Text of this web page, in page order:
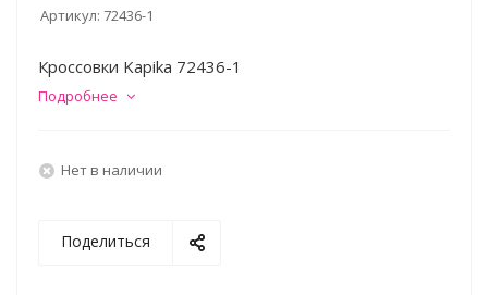
Артикул: 72436-1
Кроссовки Kapika 72436-1
Подробнее
Нет в наличии
Поделиться